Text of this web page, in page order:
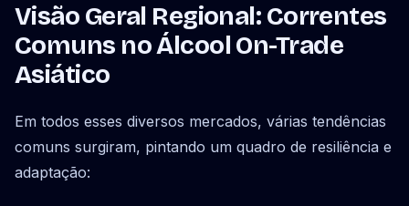
Visão Geral Regional: Correntes
Comuns no Álcool On-Trade
Asiático
Em todos esses diversos mercados, várias tendências
comuns surgiram, pintando um quadro de resiliência e
adaptação: